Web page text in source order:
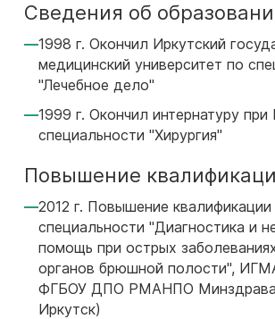
Сведения об
1998 г. Окончил Иркутский
медицинский университет по
"Лечебное дело"
1999 г. Окончил интернатуру
специальности "Хирургия"
Повышение
2012 г. Повышение квалификации
специальности "Диагностика и
помощь при острых
органов брюшной полости",
ФГБОУ ДПО РМАНПО Минздрава
Иркутск)